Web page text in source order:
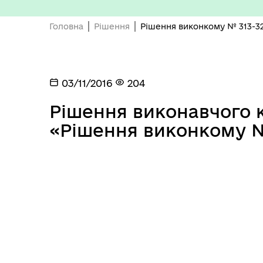
Головна Рішення Рішення виконкому № 313-
03/11/2016 204
Рішення виконавчого
«Рішення виконкому